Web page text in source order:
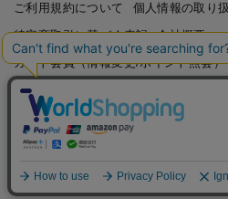
ご利用規約について
個人情報の取り
特定商取引に基づく表記
会社概要
カード会員（情報変更/ポイント照会）
Copyright ©